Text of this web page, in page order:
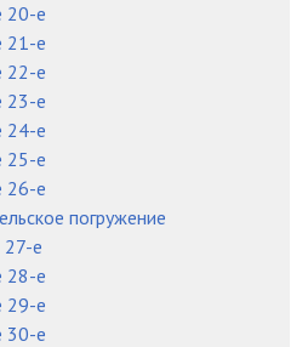
20-е
21-е
22-е
23-е
24-е
25-е
26-е
погружение
27-е
28-е
29-е
30-е